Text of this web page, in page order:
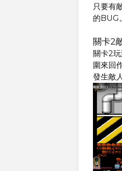
只要有
的BUG。
關卡2
關卡2
圍來回
發生敵